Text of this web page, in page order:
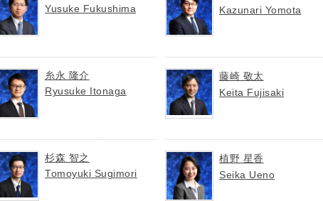
Yusuke Fukushima
Kazunari Yomota
糸永 隆介
Ryusuke Itonaga
藤崎 敬太
Keita Fujisaki
杉森 智之
Tomoyuki Sugimori
植野 星香
Seika Ueno